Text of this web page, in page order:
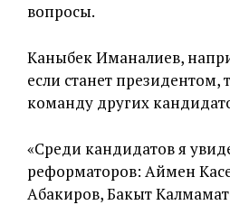
вопросы.
Каныбек Иманалиев,
если станет президентом,
команду других
«Среди кандидатов я
реформаторов: Аймен
Абакиров, Бакыт